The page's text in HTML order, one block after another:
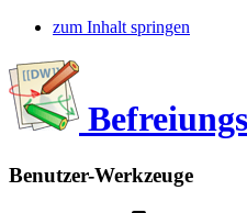
zum Inhalt springen
Benutzer-Werkzeuge